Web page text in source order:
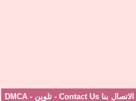
الاتصال بنا Contact Us - تلوين -
DMCA